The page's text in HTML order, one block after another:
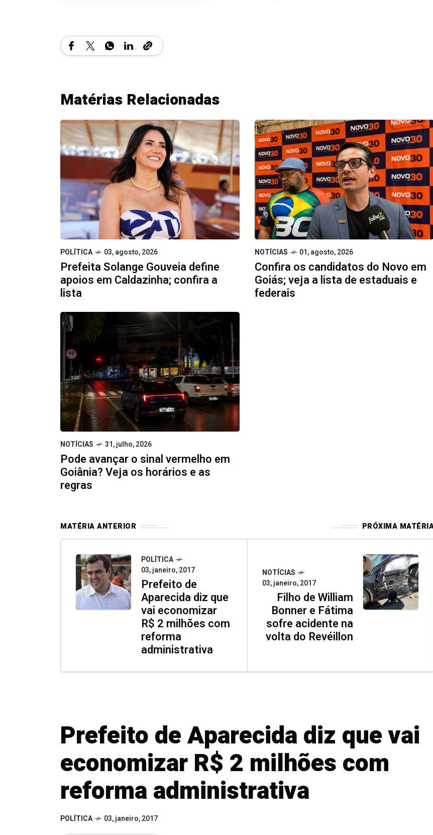
Matérias Relacionadas
POLÍTICA 03, agosto, 2026
Prefeita Solange Gouveia define
apoios em Caldazinha; confira a
lista
NOTÍCIAS 01, agosto, 2026
Confira os candidatos do Novo em
Goiás; veja a lista de estaduais e
federais
NOTÍCIAS 31, julho, 2026
Pode avançar o sinal vermelho em
Goiânia? Veja os horários e as
regras
MATÉRIA ANTERIOR PRÓXIMA
POLÍTICA
03, janeiro, 2017
Prefeito de
Aparecida diz que
vai economizar
R$ 2 milhões com
reforma
administrativa
NOTÍCIAS
03, janeiro, 2017
Filho de William
Bonner e Fátima
sofre acidente na
volta do Revéillon
Prefeito de Aparecida diz que vai
economizar R$ 2 milhões com
reforma administrativa
POLÍTICA 03, janeiro, 2017